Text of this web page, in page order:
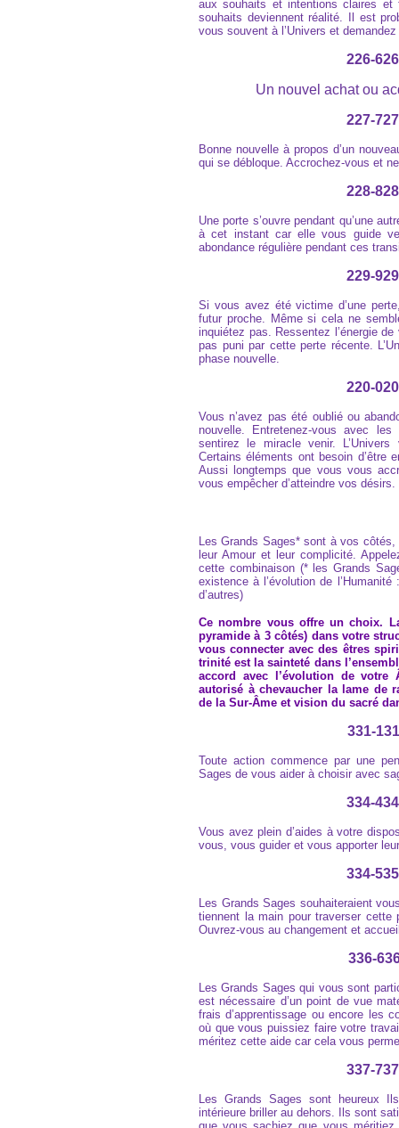
aux souhaits et intentions claires
souhaits deviennent réalité. Il est
vous souvent à l’Univers et
226-
Un nouvel achat ou
227-
Bonne nouvelle à propos d’un
qui se débloque. Accrochez-vous et
228-
Une porte s’ouvre pendant qu’une
à cet instant car elle vous guide
abondance régulière pendant ces
229-
Si vous avez été victime d’une
futur proche. Même si cela ne
inquiétez pas. Ressentez l’énergie
pas puni par cette perte récente.
phase nouvelle.
220-
Vous n’avez pas été oublié ou
nouvelle. Entretenez-vous avec
sentirez le miracle venir. L’Univers
Certains éléments ont besoin d’être
Aussi longtemps que vous vous
vous empêcher d’atteindre vos désirs.
Les Grands Sages* sont à vos
leur Amour et leur complicité.
cette combinaison (* les Grands
existence à l’évolution de
d’autres)
Ce nombre vous offre un choix.
pyramide à 3 côtés) dans votre
vous connecter avec des êtres
trinité est la sainteté dans
accord avec l’évolution de
autorisé à chevaucher la lame de
de la Sur-Âme et vision du sacré
331-
Toute action commence par une
Sages de vous aider à choisir avec
334-
Vous avez plein d’aides à votre
vous, vous guider et vous apporter
334-
Les Grands Sages souhaiteraient
tiennent la main pour traverser
Ouvrez-vous au changement et
336-
Les Grands Sages qui vous sont
est nécessaire d’un point de vue
frais d’apprentissage ou encore les
où que vous puissiez faire votre
méritez cette aide car cela vous
337-
Les Grands Sages sont heureux
intérieure briller au dehors. Ils sont